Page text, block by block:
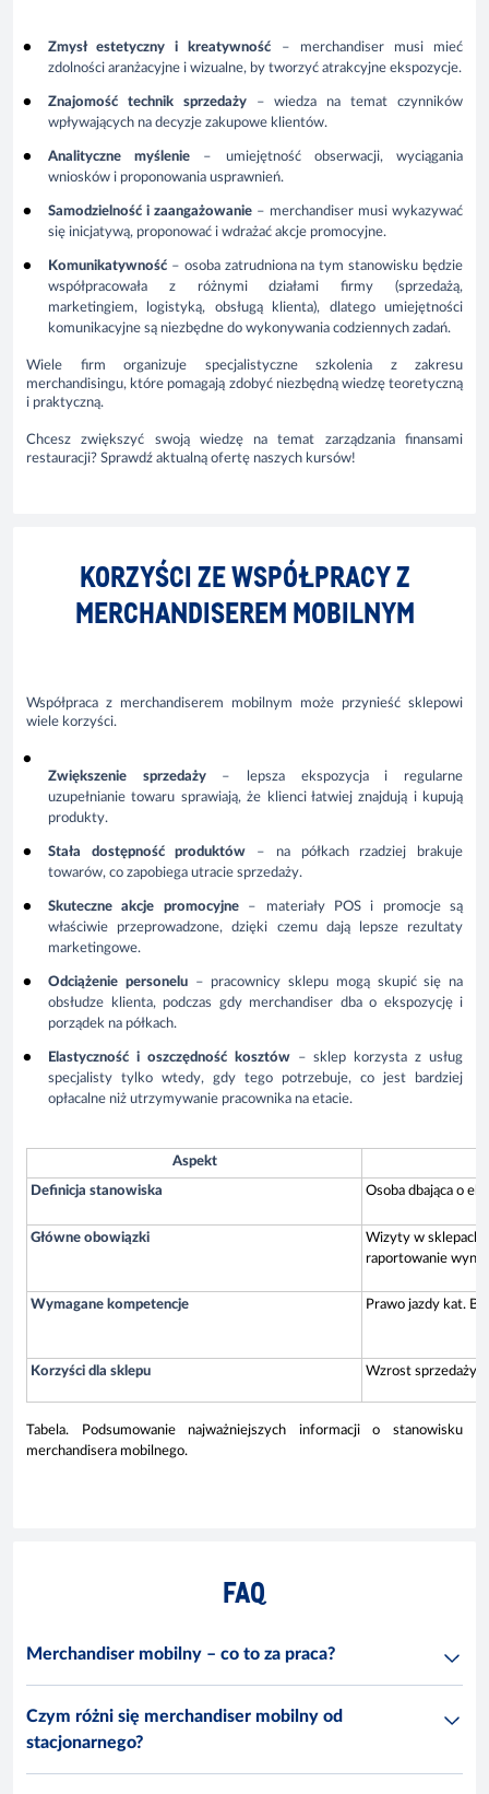
Zmysł estetyczny i kreatywność – merchandiser musi mieć
zdolności aranżacyjne i wizualne, by tworzyć atrakcyjne ekspozycje.
Znajomość technik sprzedaży– wiedza na temat czynników
wpływających na decyzje zakupowe klientów.
Analityczne myślenie – umiejętność obserwacji, wyciągania
wniosków i proponowania usprawnień.
Samodzielność i zaangażowanie – merchandiser musi wykazywać
się inicjatywą, proponować i wdrażać akcje promocyjne.
Komunikatywność – osoba zatrudniona na tym stanowisku będzie
współpracowała z różnymi działami firmy (sprzedażą,
marketingiem, logistyką, obsługą klienta), dlatego umiejętności
komunikacyjne są niezbędne do wykonywania codziennych zadań.
Wiele firm organizuje specjalistyczne szkolenia z zakresu
merchandisingu, które pomagają zdobyć niezbędną wiedzę teoretyczną
i praktyczną.
Chcesz zwiększyć swoją wiedzę na temat zarządzania finansami
restauracji? Sprawdź aktualną ofertę naszych kursów!
KORZYŚCI ZE WSPÓŁPRACY Z
MERCHANDISEREM MOBILNYM
Współpraca z merchandiserem mobilnym może przynieść sklepowi
wiele korzyści.
Zwiększenie sprzedaży– lepsza ekspozycja i regularne
uzupełnianie towaru sprawiają, że klienci łatwiej znajdują i kupują
produkty.
Stała dostępność produktów – na półkach rzadziej brakuje
towarów, co zapobiega utracie sprzedaży.
Skuteczne akcje promocyjne– materiały POS i promocje są
właściwie przeprowadzone, dzięki czemu dają lepsze rezultaty
marketingowe.
Odciążenie personelu– pracownicy sklepu mogą skupić się na
obsłudze klienta, podczas gdy merchandiser dba o ekspozycję i
porządek na półkach.
Elastyczność i oszczędność kosztów– sklep korzysta z usług
specjalisty tylko wtedy, gdy tego potrzebuje, co jest bardziej
opłacalne niż utrzymywanie pracownika na etacie.
Aspekt
Definicja stanowiska Osoba dbająca o
Główne obowiązki
Wizyty w sklepach,
raportowanie
Wymagane kompetencje Prawo jazdy kat. B,
Korzyści dla sklepu Wzrost sprzedaży,
Tabela. Podsumowanie najważniejszych informacji o stanowisku
merchandisera mobilnego.
FAQ
Merchandiser mobilny – co to za praca?
Czym różni się merchandiser mobilny od
stacjonarnego?